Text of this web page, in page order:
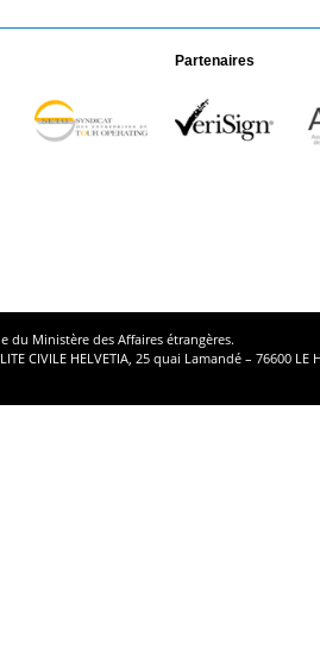
Partenaires
du Ministère des Affaires étrangères.
CIVILE HELVETIA, 25 quai Lamandé – 76600 LE